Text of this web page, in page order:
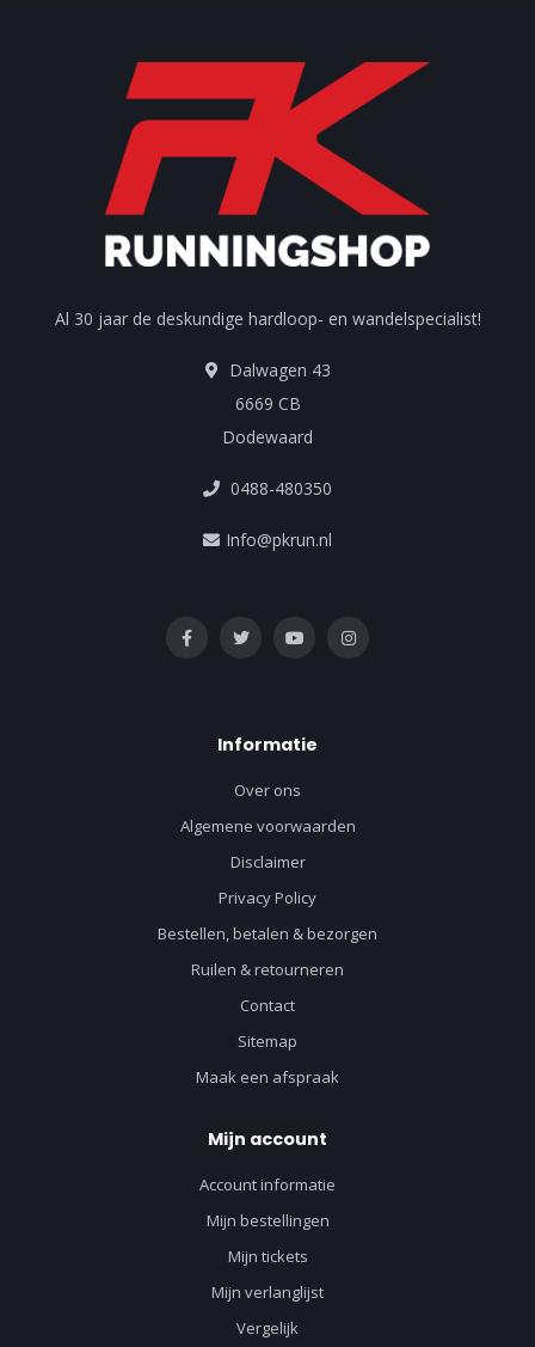
Al 30 jaar de deskundige hardloop- en wandelspecialist!
Dalwagen 43
6669 CB
Dodewaard
0488-480350
Info@pkrun.nl
Informatie
Over ons
Algemene voorwaarden
Disclaimer
Privacy Policy
Bestellen, betalen & bezorgen
Ruilen & retourneren
Contact
Sitemap
Maak een afspraak
Mijn account
Account informatie
Mijn bestellingen
Mijn tickets
Mijn verlanglijst
Vergelijk